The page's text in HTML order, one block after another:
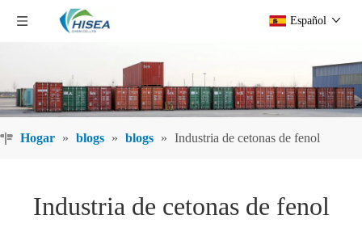
Español
Hogar » blogs » blogs » Industria de cetonas de fenol
Industria de cetonas de fenol